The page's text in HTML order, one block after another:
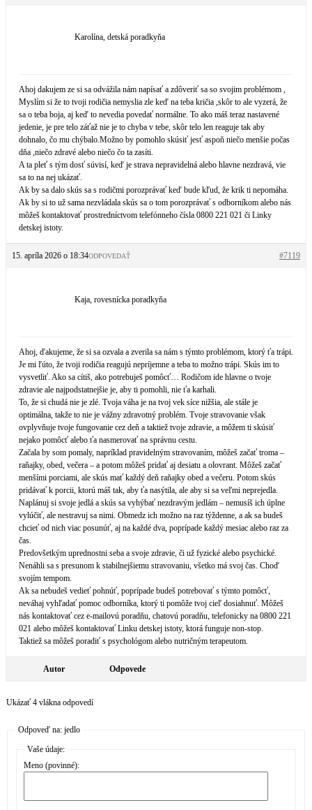
Karolína, detská poradkyňa
Ahoj dakujem ze si sa odvážila nám napísať a zdôveriť sa so svojim problémom ,
Myslím si že to tvoji rodičia nemyslia zle keď na teba kričia ,skôr to ale vyzerá, že
sa o teba boja, aj keď to nevedia povedať normálne. To ako máš teraz nastavené
jedenie, je pre telo záťaž nie je to chyba v tebe, skôr telo len reaguje tak aby
dohnalo, čo mu chýbalo.Možno by pomohlo skúsiť jesť aspoň niečo menšie počas
dňa ,niečo zdravé alebo niečo čo ta zasíti.
A ta pleť s tým dosť súvisí, keď je strava nepravidelná alebo hlavne nezdravá, vie
sa to na nej ukázať.
Ak by sa dalo skús sa s rodičmi porozprávať keď bude kľud, že krik ti nepomáha.
Ak by si to už sama nezvládala skús sa o tom porozprávať s odborníkom alebo nás
môžeš kontaktovať prostredníctvom telefónneho čísla 0800 221 021 či Linky
detskej istoty.
15. apríla 2026 o 18:34 #7119
ODPOVEDAŤ
Kaja, rovesnícka poradkyňa
Ahoj, ďakujeme, že si sa ozvala a zverila sa nám s týmto problémom, ktorý ťa trápi.
Je mi ľúto, že tvoji rodičia reagujú nepríjemne a teba to možno trápi. Skús im to
vysvetliť. Ako sa cítiš, ako potrebuješ pomôcť… Rodičom ide hlavne o tvoje
zdravie ale najpodstatnejšie je, aby ti pomohli, nie ťa karhali.
To, že si chudá nie je zlé. Tvoja váha je na tvoj vek síce nižšia, ale stále je
optimálna, takže to nie je vážny zdravotný problém. Tvoje stravovanie však
ovplyvňuje tvoje fungovanie cez deň a taktiež tvoje zdravie, a môžem ti skúsiť
nejako pomôcť alebo ťa nasmerovať na správnu cestu.
Začala by som pomaly, napríklad pravidelným stravovaním, môžeš začať troma –
raňajky, obed, večera – a potom môžeš pridať aj desiatu a olovrant. Môžeš začať
menšími porciami, ale skús mať každý deň raňajky obed a večeru. Potom skús
pridávať k porcii, ktorú máš tak, aby ťa nasýtila, ale aby si sa veľmi neprejedla.
Naplánuj si svoje jedlá a skús sa vyhýbať nezdravým jedlám – nemusíš ich úplne
vylúčiť, ale nestravuj sa nimi. Obmedz ich možno na raz týždenne, a ak sa budeš
chcieť od nich viac posunúť, aj na každé dva, poprípade každý mesiac alebo raz za
čas.
Predovšetkým uprednostni seba a svoje zdravie, či už fyzické alebo psychické.
Nenáhli sa s presunom k stabilnejšiemu stravovaniu, všetko má svoj čas. Choď
svojím tempom.
Ak sa nebudeš vedieť pohnúť, poprípade budeš potrebovať s týmto pomôcť,
neváhaj vyhľadať pomoc odborníka, ktorý ti pomôže tvoj cieľ dosiahnuť. Môžeš
nás kontaktovať cez e-mailovú poradňu, chatovú poradňu, telefonicky na 0800 221
021 alebo môžeš kontaktovať Linku detskej istoty, ktorá funguje non-stop.
Taktiež sa môžeš poradiť s psychológom alebo nutričným terapeutom.
Autor Odpovede
Ukázať 4 vlákna odpovedí
Odpoveď na: jedlo
Vaše údaje:
Meno (povinné):